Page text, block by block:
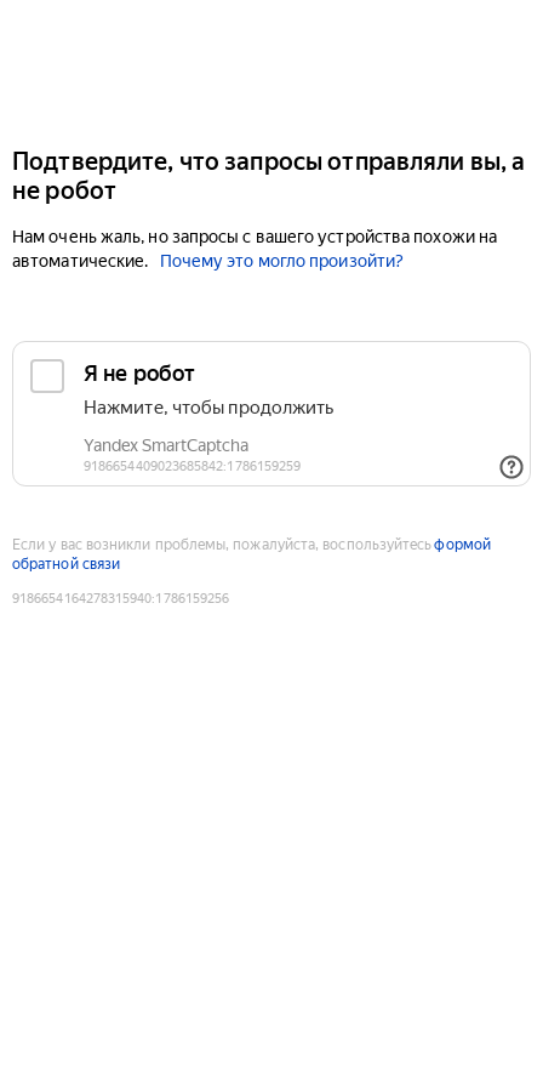
Подтвердите, что запросы отправляли вы, а
не робот
Нам очень жаль, но запросы с вашего устройства похожи на
автоматические.
Почему это могло произойти?
Если у вас возникли проблемы, пожалуйста, воспользуйтесьформой
обратной связи
9186654164278315940:1786159256